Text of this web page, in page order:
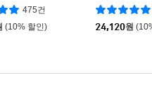
475건
(10% 할인) 24,120원